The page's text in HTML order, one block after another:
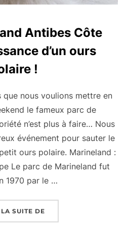
Antibes Côte
d’un ours
!
nous voulions mettre en
le fameux parc de
n’est plus à faire… Nous
événement pour sauter le
ours polaire. Marineland :
Le parc de Marineland fut
1970 par le …
SUITE DE« PARC MARINELAND